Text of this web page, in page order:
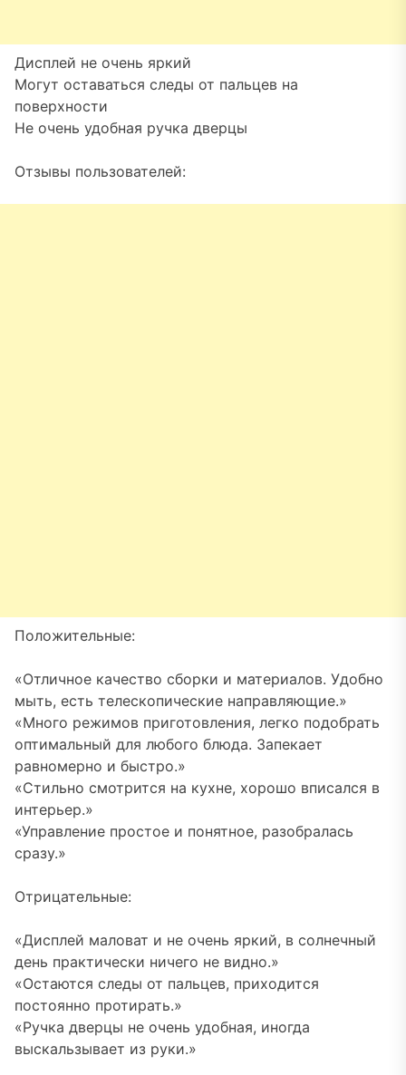
Дисплей не очень яркий
Могут оставаться следы от пальцев на
поверхности
Не очень удобная ручка дверцы
Отзывы пользователей:
Положительные:
«Отличное качество сборки и материалов. Удобно
мыть, есть телескопические направляющие.»
«Много режимов приготовления, легко подобрать
оптимальный для любого блюда. Запекает
равномерно и быстро.»
«Стильно смотрится на кухне, хорошо вписался в
интерьер.»
«Управление простое и понятное, разобралась
сразу.»
Отрицательные:
«Дисплей маловат и не очень яркий, в солнечный
день практически ничего не видно.»
«Остаются следы от пальцев, приходится
постоянно протирать.»
«Ручка дверцы не очень удобная, иногда
выскальзывает из руки.»